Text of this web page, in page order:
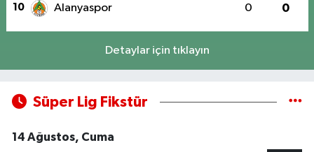
10 Alanyaspor 0 0
Detaylar için tıklayın
Süper Lig Fikstür
14 Ağustos, Cuma